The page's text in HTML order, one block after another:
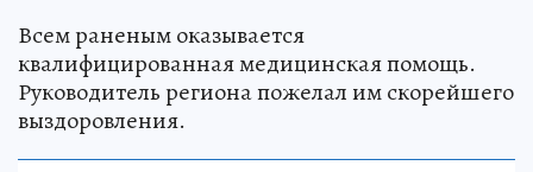
Всем раненым оказывается
квалифицированная медицинская помощь.
Руководитель региона пожелал им скорейшего
выздоровления.